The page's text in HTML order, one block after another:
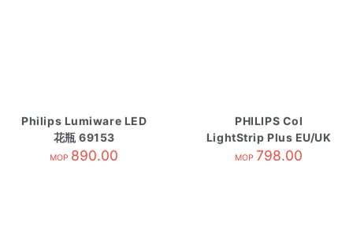
Philips Lumiware LED
花瓶 69153
MOP 890.00
PHILIPS Col
LightStrip Plus EU/UK
Base Mixed
MOP 798.00